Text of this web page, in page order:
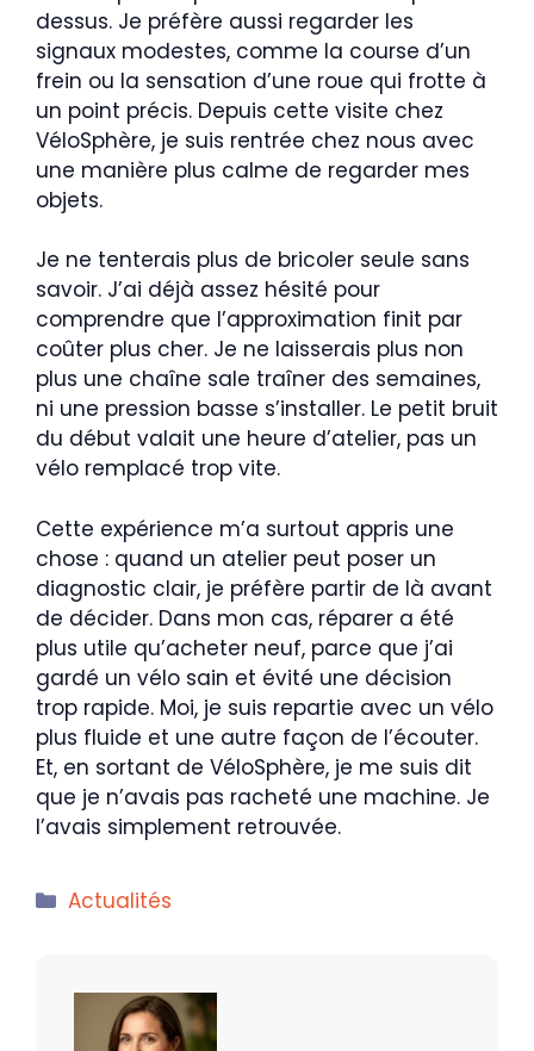
dessus. Je préfère aussi regarder les
signaux modestes, comme la course d’un
frein ou la sensation d’une roue qui frotte à
un point précis. Depuis cette visite chez
VéloSphère, je suis rentrée chez nous avec
une manière plus calme de regarder mes
objets.
Je ne tenterais plus de bricoler seule sans
savoir. J’ai déjà assez hésité pour
comprendre que l’approximation finit par
coûter plus cher. Je ne laisserais plus non
plus une chaîne sale traîner des semaines,
ni une pression basse s’installer. Le petit bruit
du début valait une heure d’atelier, pas un
vélo remplacé trop vite.
Cette expérience m’a surtout appris une
chose : quand un atelier peut poser un
diagnostic clair, je préfère partir de là avant
de décider. Dans mon cas, réparer a été
plus utile qu’acheter neuf, parce que j’ai
gardé un vélo sain et évité une décision
trop rapide. Moi, je suis repartie avec un vélo
plus fluide et une autre façon de l’écouter.
Et, en sortant de VéloSphère, je me suis dit
que je n’avais pas racheté une machine. Je
l’avais simplement retrouvée.
Catégories
Actualités